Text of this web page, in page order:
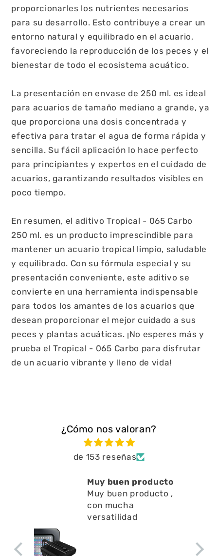
proporcionarles los nutrientes necesarios
para su desarrollo. Esto contribuye a crear un
entorno natural y equilibrado en el acuario,
favoreciendo la reproducción de los peces y el
bienestar de todo el ecosistema acuático.
La presentación en envase de 250 ml. es ideal
para acuarios de tamaño mediano a grande, ya
que proporciona una dosis concentrada y
efectiva para tratar el agua de forma rápida y
sencilla. Su fácil aplicación lo hace perfecto
para principiantes y expertos en el cuidado de
acuarios, garantizando resultados visibles en
poco tiempo.
En resumen, el aditivo Tropical - 065 Carbo
250 ml. es un producto imprescindible para
mantener un acuario tropical limpio, saludable
y equilibrado. Con su fórmula especial y su
presentación conveniente, este aditivo se
convierte en una herramienta indispensable
para todos los amantes de los acuarios que
desean proporcionar el mejor cuidado a sus
peces y plantas acuáticas. ¡No esperes más y
prueba el Tropical - 065 Carbo para disfrutar
de un acuario vibrante y lleno de vida!
¿Cómo nos valoran?
de 153 reseñas
Muy buen producto
Muy buen producto ,
con mucha
versatilidad